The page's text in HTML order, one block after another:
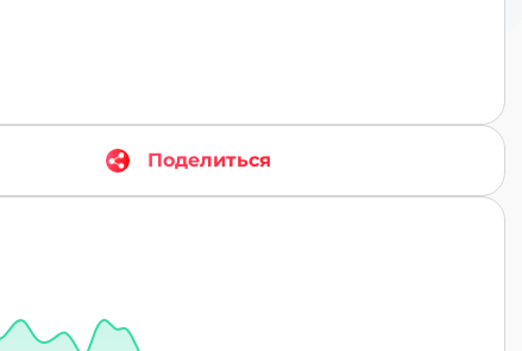
Поделиться